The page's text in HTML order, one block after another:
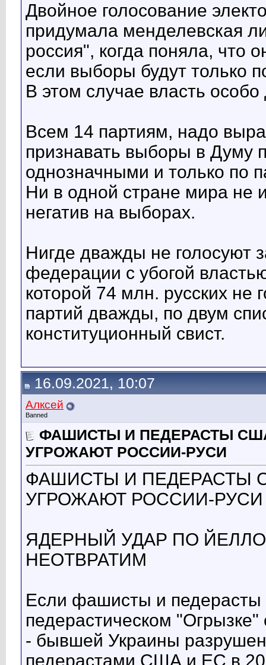
Двойное голосование
придумала менделевская
россия", когда поняла, что
если выборы будут только
В этом случае власть
Всем 14 партиям, надо
признавать выборы в Думу
однозначными и только по
Ни в одной стране мира не
негатив на выборах.
Нигде дважды не голосуют
федерации с убогой
которой 74 млн. русских не
партий дважды, по двум
конституционный свист.
16.09.2021, 10:07
Алксей
Banned
ФАШИСТЫ И ПЕДЕРАСТЫ
УГРОЖАЮТ РОССИИ-РУСИ
ФАШИСТЫ И ПЕДЕРАСТЫ
УГРОЖАЮТ РОССИИ-РУСИ
ЯДЕРНЫЙ УДАР ПО
НЕОТВРАТИМ
Если фашисты и
педерастическом
- бывшей Украины
педерастами США и ЕС в